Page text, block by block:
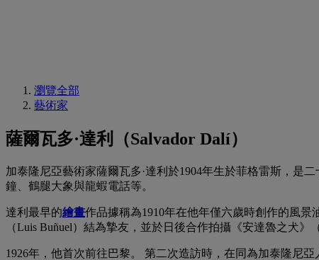
瀏覽全部
藝術家
薩爾瓦多·達利（Salvador Dalí）
加泰隆尼亞藝術家薩爾瓦多·達利於1904年生於菲格雷斯，是
鐘、鶴腿大象與龍蝦電話等。
達利最早的繪畫作品據稱為1910年在他年僅六歲時創作的風景
（Luis Buñuel）結為摯友，並於日後合作拍攝《安達魯之犬》
1926年，他首次前往巴黎。 第二次造訪時，在同為加泰隆尼亞